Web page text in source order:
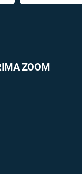
ZOOM